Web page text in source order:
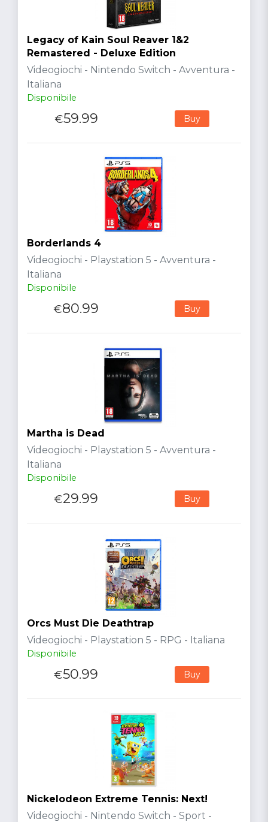
Legacy of Kain Soul Reaver 1&2
Remastered - Deluxe Edition
Videogiochi - Nintendo Switch - Avventura -
Italiana
Disponibile
€59.99 Buy
Borderlands 4
Videogiochi - Playstation 5 - Avventura -
Italiana
Disponibile
€80.99 Buy
Martha is Dead
Videogiochi - Playstation 5 - Avventura -
Italiana
Disponibile
€29.99 Buy
Orcs Must Die Deathtrap
Videogiochi - Playstation 5 - RPG - Italiana
Disponibile
€50.99 Buy
Nickelodeon Extreme Tennis: Next!
Videogiochi - Nintendo Switch - Sport -